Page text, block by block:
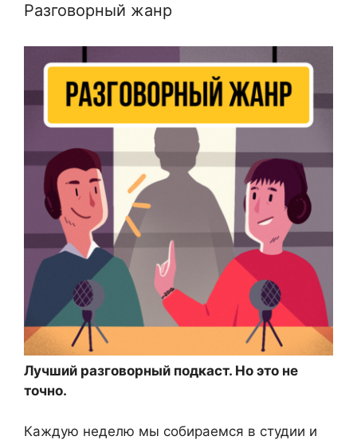
Разговорный жанр
Лучший разговорный подкаст. Но это не
точно.
Каждую неделю мы собираемся в студии и